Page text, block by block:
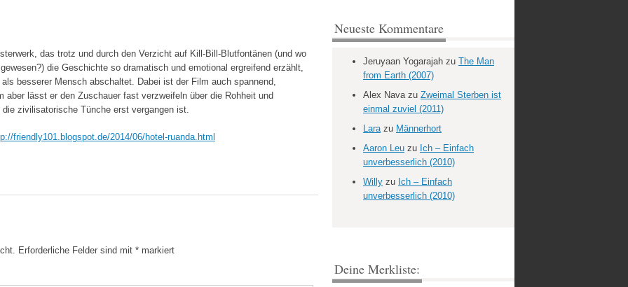
das trotz und durch den Verzicht auf Kill-Bill-Blutfontänen (und wo
die Geschichte so dramatisch und emotional ergreifend erzählt,
besserer Mensch abschaltet. Dabei ist der Film auch spannend,
aber lässt er den Zuschauer fast verzweifeln über die Rohheit und
zivilisatorische Tünche erst vergangen ist.
friendly101.blogspot.de/2014/06/hotel-ruanda.html
Erforderliche Felder sind mit * markiert
Neueste Kommentare
Jeruyaan Yogarajah zu The Man
from Earth (2007)
Alex Navazu Zweimal Sterben ist
einmal zuviel (2011)
Larazu Männerhort
Aaron Leu zu Ich – Einfach
unverbesserlich (2010)
Willy zu Ich – Einfach
unverbesserlich (2010)
Deine Merkliste: